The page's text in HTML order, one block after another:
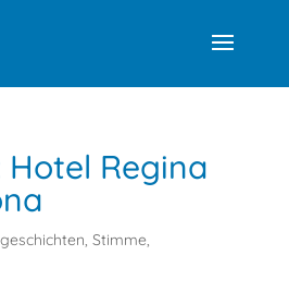
Hotel Regina
, Stimme,